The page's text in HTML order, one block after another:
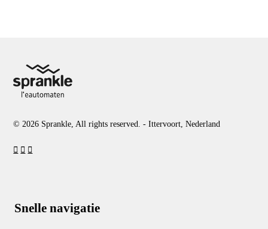
© 2026 Sprankle, All rights reserved. - Ittervoort, Nederland
Snelle navigatie